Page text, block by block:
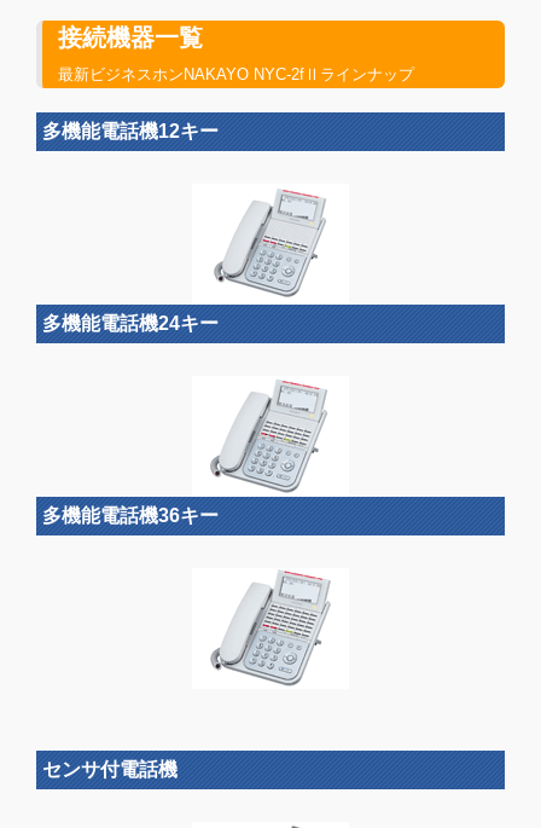
接続機器一覧
最新ビジネスホンNAKAYO NYC-2fⅡラインナップ
多機能電話機12キー
多機能電話機24キー
多機能電話機36キー
センサ付電話機